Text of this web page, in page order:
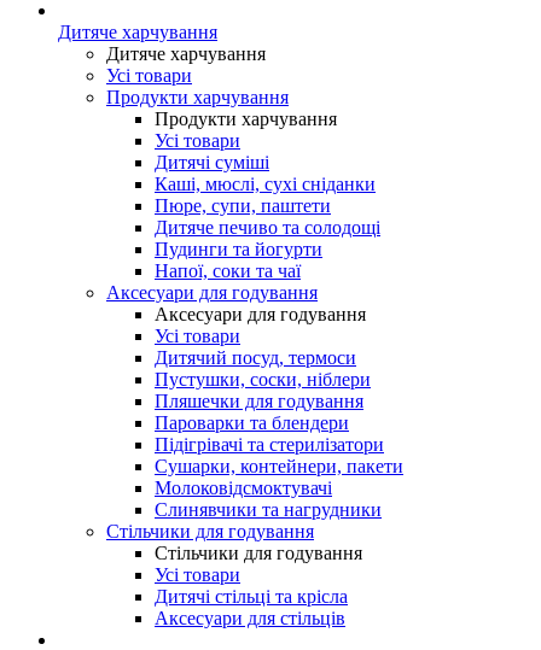
Дитяче харчування
Дитяче харчування
Усі товари
Продукти харчування
Продукти харчування
Усі товари
Дитячі суміші
Каші, мюслі, сухі сніданки
Пюре, супи, паштети
Дитяче печиво та солодощі
Пудинги та йогурти
Напої, соки та чаї
Аксесуари для годування
Аксесуари для годування
Усі товари
Дитячий посуд, термоси
Пустушки, соски, ніблери
Пляшечки для годування
Пароварки та блендери
Підігрівачі та стерилізатори
Сушарки, контейнери, пакети
Молоковідсмоктувачі
Слинявчики та нагрудники
Стільчики для годування
Стільчики для годування
Усі товари
Дитячі стільці та крісла
Аксесуари для стільців